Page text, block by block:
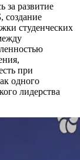
за развитие
создание
студенческих
при
одного
лидерства